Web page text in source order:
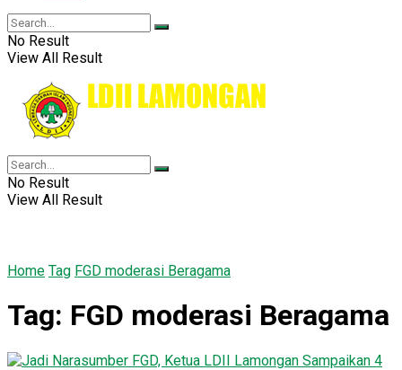
No Result
View All Result
No Result
View All Result
Home Tag FGD moderasi Beragama
Tag: FGD moderasi Beragama